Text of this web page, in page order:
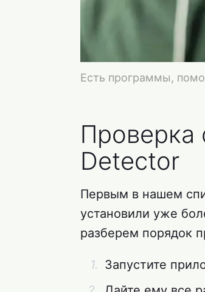
Есть программы,
Проверка
Detector
Первым в нашем
установили уже
разберем порядок
Запустите